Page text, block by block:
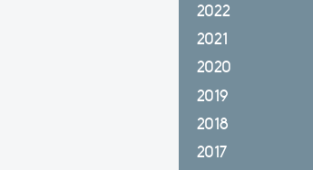
2022
2021
2020
2019
2018
2017